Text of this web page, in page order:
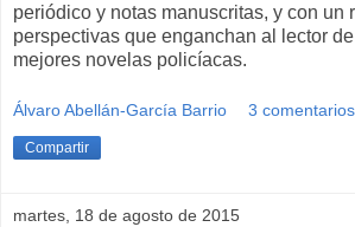
periódico y notas manuscritas, y con un
perspectivas que enganchan al lector
mejores novelas policíacas.
Álvaro Abellán-García Barrio 3
Compartir
martes, 18 de agosto de 2015